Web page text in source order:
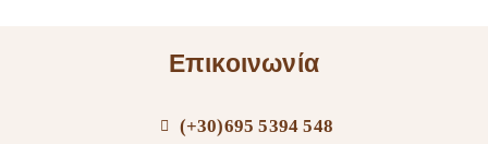
Επικοινωνία
(+30)695 5394 548